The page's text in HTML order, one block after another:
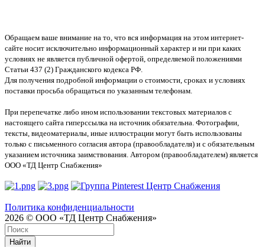
Обращаем ваше внимание на то, что вся информация на этом интернет-
сайте носит исключительно информационный характер и ни при каких
условиях не является публичной офертой, определяемой положениями
Статьи 437 (2) Гражданского кодекса РФ.
Для получения подробной информации о стоимости, сроках и условиях
поставки просьба обращаться по указанным телефонам.
При перепечатке либо ином использовании текстовых материалов с
настоящего сайта гиперссылка на источник обязательна. Фотографии,
тексты, видеоматериалы, иные иллюстрации могут быть использованы
только с письменного согласия автора (правообладателя) и с обязательным
указанием источника заимствования. Автором (правообладателем) является
ООО «ТД Центр Снабжения»
Политика конфиденциальности
2026 © ООО «ТД Центр Снабжения»
Найти